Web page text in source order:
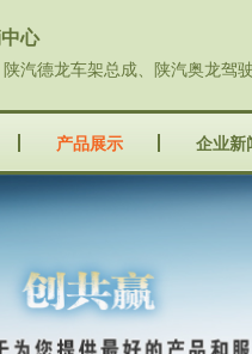
心
汽德龙车架总成、陕汽奥龙驾
产品展示 企业新